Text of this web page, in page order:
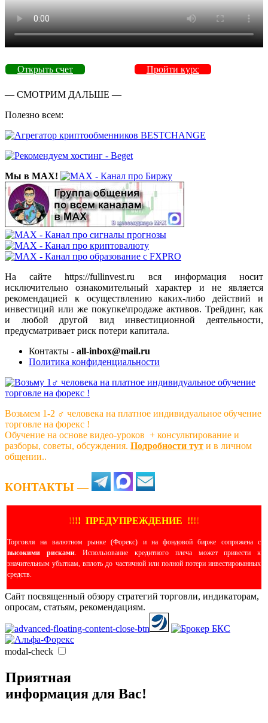
Открыть счет Пройти курс
— СМОТРИМ ДАЛЬШЕ —
Полезно всем:
Мы в MAX!
На сайте https://fullinvest.ru вся информация носит
исключительно ознакомительный характер и не является
рекомендацией к осуществлению каких-либо действий и
инвестиций или же покупке\продаже активов. Трейдинг, как
и любой другой вид инвестиционной деятельности,
предусматривает риск потери капитала.
Контакты - all-inbox@mail.ru
Политика конфиденциальности
Возьмем 1-2 ‍♂️ человека на платное индивидуальное обучение
торговле на форекс !
Обучение на основе видео-уроков ️ + консультирование и
разборы, советы, обсуждения. Подробности тут и в личном
общении..
КОНТАКТЫ —
!!!! ПРЕДУПРЕЖДЕНИЕ !!!!
Торговля на валютном рынке (Форекс) и на фондовой бирже сопряжена с
высокими рисками. Использование кредитного плеча может привести к
значительным убыткам, вплоть до частичной или полной потери инвестированных
средств.
Сайт посвященный обзору стратегий торговли, индикаторам,
опросам, статьям, рекомендациям.
modal-check
Приятная
информация для Вас!